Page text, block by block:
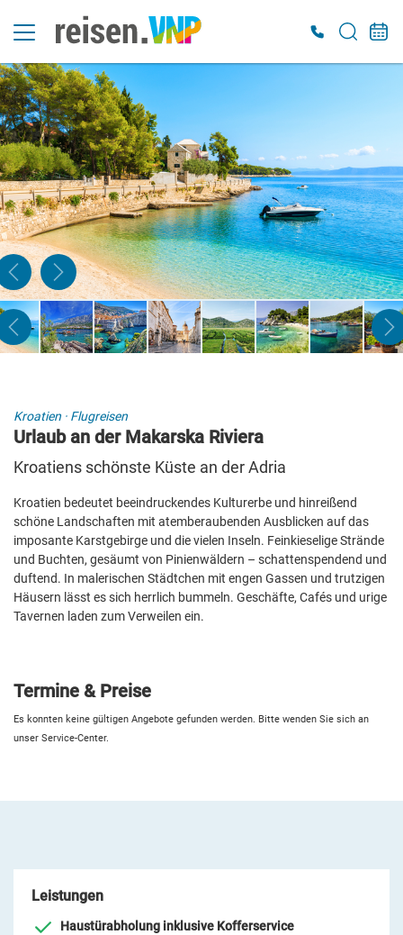
Es konnten keine gültigen Angebote gefunden werden. Bitte wenden Sie sich an
unser Service-Center.
Kroatien · Flugreisen
Urlaub an der Makarska Riviera
Kroatiens schönste Küste an der Adria
Kroatien bedeutet beeindruckendes Kulturerbe und hinreißend
schöne Landschaften mit atemberaubenden Ausblicken auf das
imposante Karstgebirge und die vielen Inseln. Feinkieselige Strände
und Buchten, gesäumt von Pinienwäldern – schattenspendend und
duftend. In malerischen Städtchen mit engen Gassen und trutzigen
Häusern lässt es sich herrlich bummeln. Geschäfte, Cafés und urige
Tavernen laden zum Verweilen ein.
Termine & Preise
Es konnten keine gültigen Angebote gefunden werden. Bitte wenden Sie sich an
unser Service-Center.
Leistungen
Haustürabholung inklusive Kofferservice